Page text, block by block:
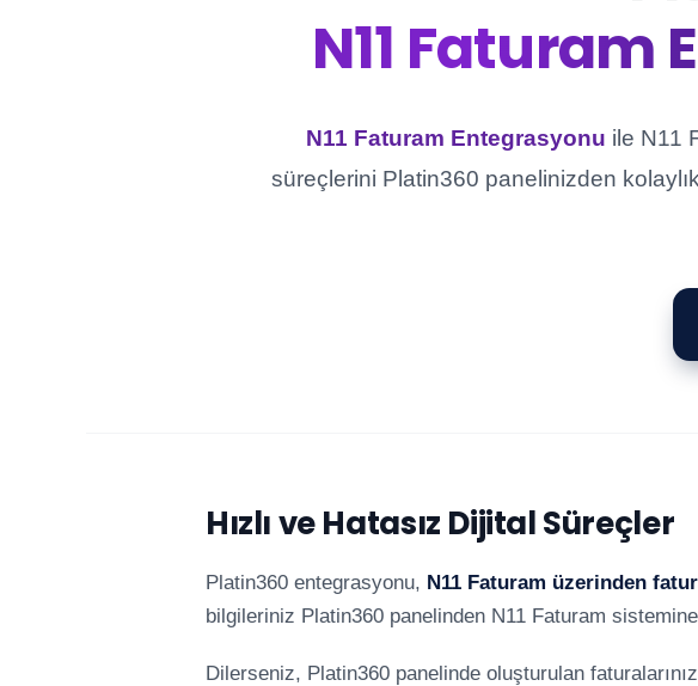
N11 Faturam
N11 Faturam Entegrasyonu ile N11
süreçlerini Platin360 panelinizden
Hızlı ve Hatasız Dijital Süreçler
Platin360 entegrasyonu, N11 Faturam üzerinden
bilgileriniz Platin360 panelinden N11 Faturam
Dilerseniz, Platin360 panelinde oluşturulan